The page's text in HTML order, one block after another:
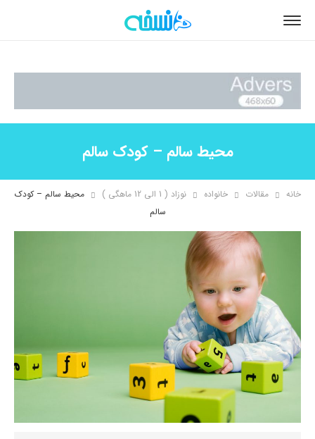
محیط سالم – کودک سالم
خانه مقالات خانواده نوزاد ( 1 الی 12 ماهگی )
محیط سالم – کودک
سالم